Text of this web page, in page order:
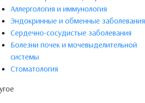
Аллергология и иммунология
Эндокринные и обменные заболевания
Сердечно-сосудистые заболевания
Болезни почек и мочевыделительной
системы
Стоматология